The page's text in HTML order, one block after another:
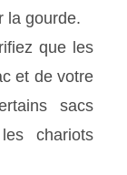
la gourde.
que les
et de votre
sacs
chariots